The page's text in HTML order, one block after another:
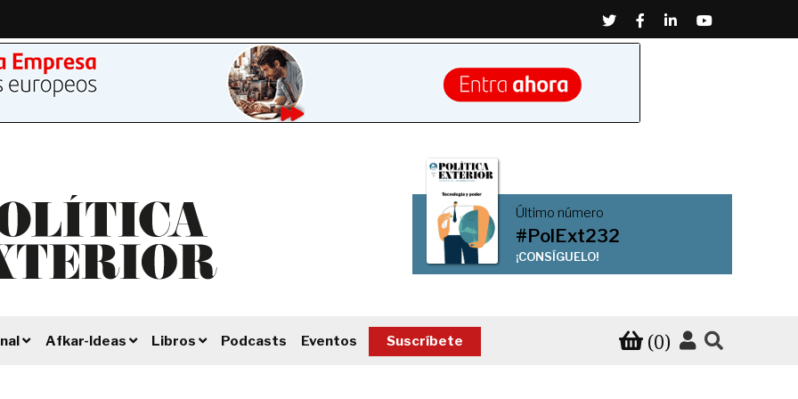
TwitterFacebook
LinkedinYoutube
Último número
#PolExt232
¡CONSÍGUELO!
Afkar-Ideas Libros Podcasts Eventos Suscríbete (0)